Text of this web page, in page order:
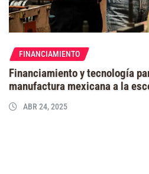
FINANCIAMIENTO
Financiamiento y tecnología
manufactura mexicana a la
ABR 24, 2025